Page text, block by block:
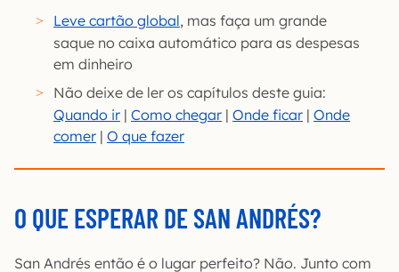
Leve cartão global, mas faça um grande
saque no caixa automático para as despesas
em dinheiro
Não deixe de ler os capítulos deste guia:
Quando ir | Como chegar | Onde ficar | Onde
comer | O que fazer
O QUE ESPERAR DE SAN ANDRÉS?
San Andrés então é o lugar perfeito? Não. Junto com